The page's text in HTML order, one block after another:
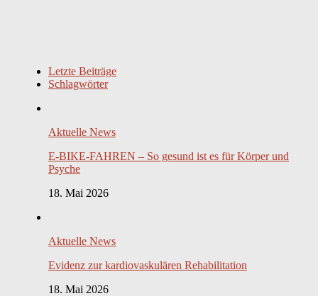
Letzte Beiträge
Schlagwörter
Aktuelle News
E-BIKE-FAHREN – So gesund ist es für Körper und
Psyche
18. Mai 2026
Aktuelle News
Evidenz zur kardiovaskulären Rehabilitation
18. Mai 2026